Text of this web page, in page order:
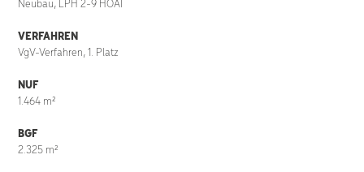
Neubau, LPH 2-9 HOAI
VERFAHREN
VgV-Verfahren, 1. Platz
NUF
1.464 m²
BGF
2.325 m²